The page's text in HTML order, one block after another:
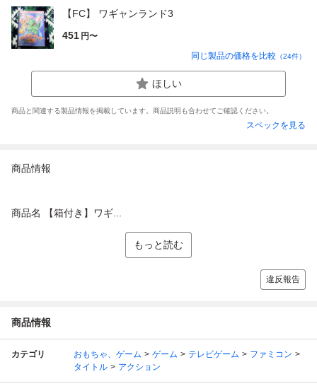
【FC】 ワギャンランド3
451 円〜
同じ製品の価格を比較 （24件）
ほしい
商品と関連する製品情報を掲載しています。商品説明も合わせてご確認ください。
スペックを見る
商品情報
商品名 【箱付き】ワギ...
もっと読む
違反報告
商品情報
カテゴリ おもちゃ、ゲーム ゲーム テレビゲーム
ファミコン
タイトル
アクション